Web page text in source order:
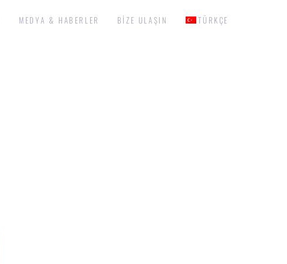
MEDYA & HABERLER BIZE ULAŞIN TÜRKÇE